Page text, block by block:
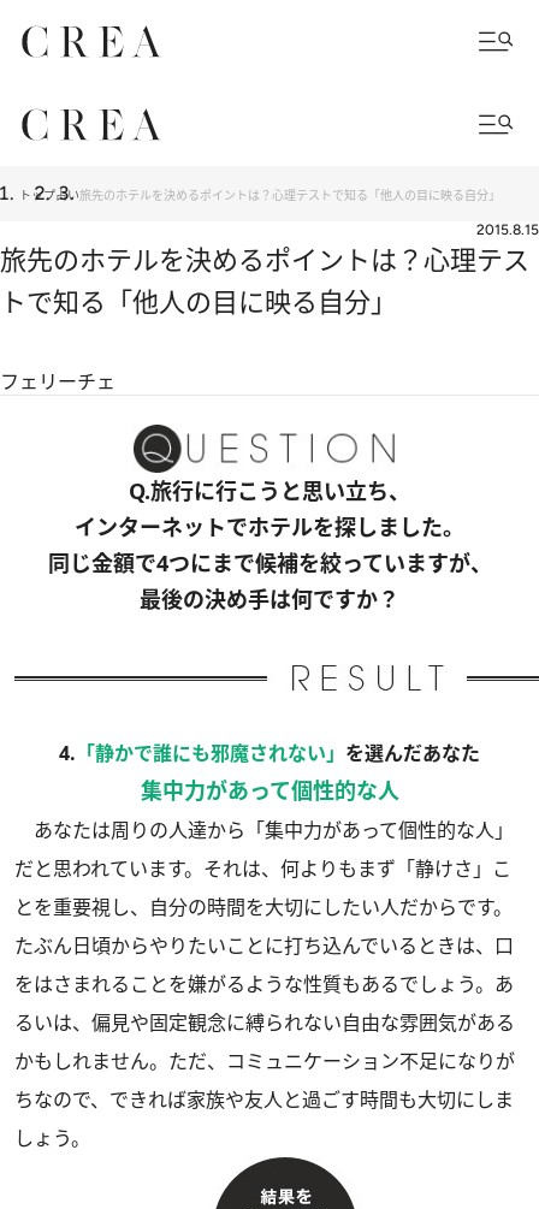
トップ占い旅先のホテルを決めるポイントは？心理テストで知る「他人の目に映る自分」
2015.8.15
旅先のホテルを決めるポイントは？心理テス
トで知る「他人の目に映る自分」
フェリーチェ
Q.旅行に行こうと思い立ち、
インターネットでホテルを探しました。
同じ金額で4つにまで候補を絞っていますが、
最後の決め手は何ですか？
4. 「静かで誰にも邪魔されない」 を選んだあなた
集中力があって個性的な人
あなたは周りの人達から「集中力があって個性的な人」
だと思われています。それは、何よりもまず「静けさ」こ
とを重要視し、自分の時間を大切にしたい人だからです。
たぶん日頃からやりたいことに打ち込んでいるときは、口
をはさまれることを嫌がるような性質もあるでしょう。あ
るいは、偏見や固定観念に縛られない自由な雰囲気がある
かもしれません。ただ、コミュニケーション不足になりが
ちなので、できれば家族や友人と過ごす時間も大切にしま
しょう。